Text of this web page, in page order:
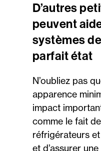
D’autres
peuvent
systèmes
parfait état
N’oubliez pas
apparence
impact
comme le fait
réfrigérateurs
et d’assurer